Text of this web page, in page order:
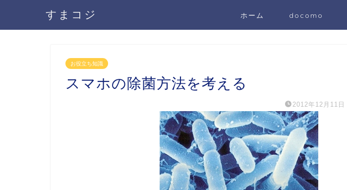
すまコジ ホーム docomo
お役立ち知識
スマホの除菌方法を考える
2012年12月11日